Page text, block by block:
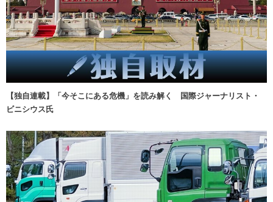
【独自連載】「今そこにある危機」を読み解く 国際ジャーナリスト・
ビニシウス氏